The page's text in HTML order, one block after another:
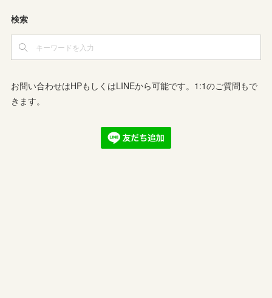
検索
お問い合わせはHPもしくはLINEから可能です。1:1のご質問もで
きます。